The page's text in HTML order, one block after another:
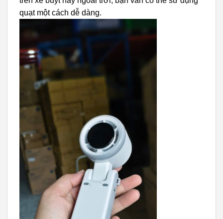
quạt một cách dễ dàng.